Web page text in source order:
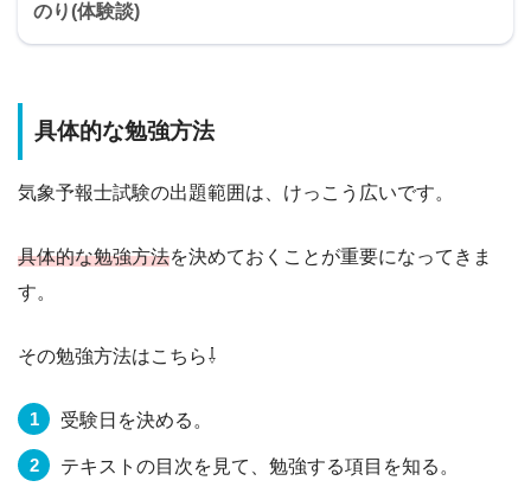
のり(体験談)
具体的な勉強方法
気象予報士試験の出題範囲は、けっこう広いです。
具体的な勉強方法を決めておくことが重要になってきま
す。
その勉強方法はこちら⇩
受験日を決める。
テキストの目次を見て、勉強する項目を知る。